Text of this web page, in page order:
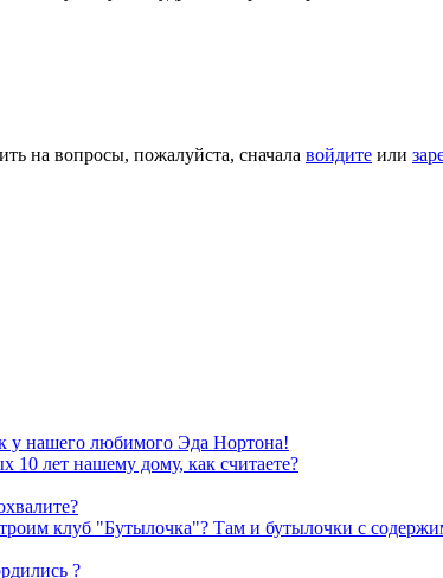
на вопросы, пожалуйста, сначала войдите или
у нашего любимого Эда Нортона!
лет нашему дому, как считаете?
клуб "Бутылочка"? Там и бутылочки с
?